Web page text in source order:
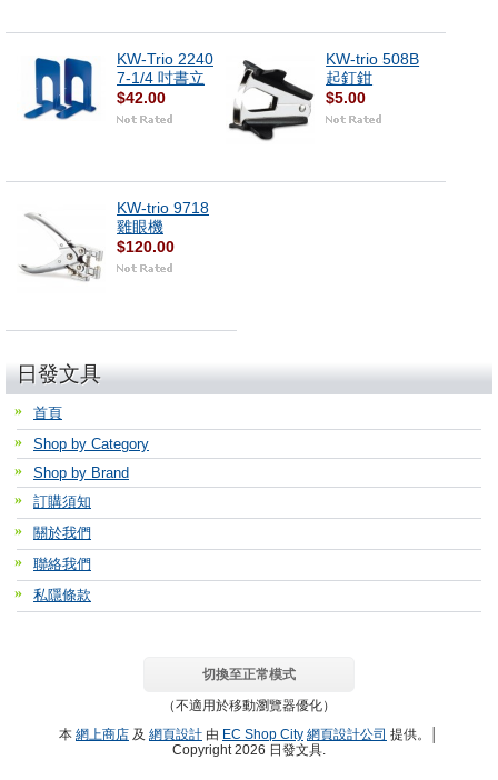
KW-Trio 2240
7-1/4 吋書立
$42.00
KW-trio 508B
起釘鉗
$5.00
KW-trio 9718
雞眼機
$120.00
日發文具
首頁
Shop by Category
Shop by Brand
訂購須知
關於我們
聯絡我們
私隱條款
切換至正常模式
（不適用於移動瀏覽器優化）
本 網上商店 及 網頁設計 由 EC Shop City 網頁設計公司 提供。│
Copyright 2026 日發文具.